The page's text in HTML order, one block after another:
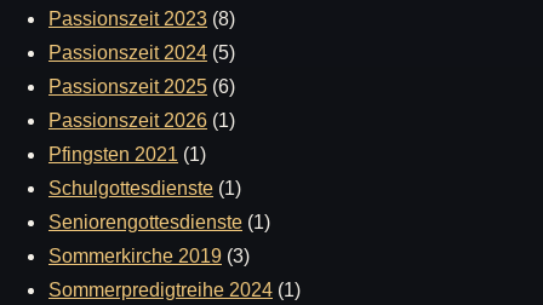
Passionszeit 2023 (8)
Passionszeit 2024 (5)
Passionszeit 2025 (6)
Passionszeit 2026 (1)
Pfingsten 2021 (1)
Schulgottesdienste (1)
Seniorengottesdienste (1)
Sommerkirche 2019 (3)
Sommerpredigtreihe 2024 (1)